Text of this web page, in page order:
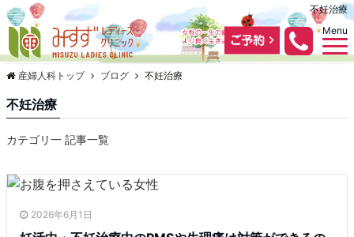
不妊治療
Menu
産婦人科トップ ブログ 不妊治療
不妊治療
カテゴリ一 記事一覧
2026年6月1日